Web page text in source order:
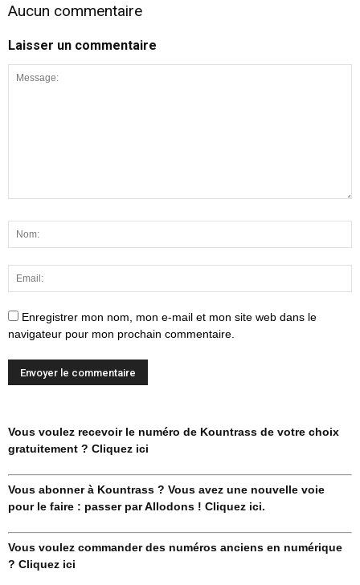
Aucun commentaire
Laisser un commentaire
Enregistrer mon nom, mon e-mail et mon site web dans le
navigateur pour mon prochain commentaire.
Vous voulez recevoir le numéro de Kountrass de votre choix
gratuitement ? Cliquez ici
Vous abonner à Kountrass ? Vous avez une nouvelle voie
pour le faire : passer par Allodons ! Cliquez ici.
Vous voulez commander des numéros anciens en numérique
? Cliquez ici